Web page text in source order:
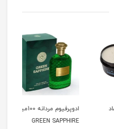
ادوپرفیوم مردانه 100میل
GREEN SAPPHIRE